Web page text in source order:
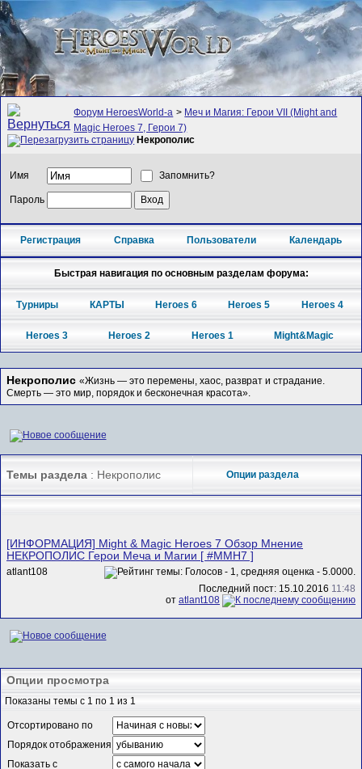
Форум HeroesWorld-а > Меч и Магия: Герои VII (Might and
Magic Heroes 7, Герои 7)
Некрополис
Имя Запомнить?
Пароль
Регистрация Справка Пользователи Календарь
Быстрая навигация по основным разделам форума:
Турниры КАРТЫ Heroes 6 Heroes 5 Heroes 4
Heroes 3 Heroes 2 Heroes 1 Might&Magic
Некрополис «Жизнь — это перемены, хаос, разврат и страдание.
Смерть — это мир, порядок и бесконечная красота».
Темы раздела : Некрополис Опции раздела
[ИНФОРМАЦИЯ] Might & Magic Heroes 7 Обзор Мнение
НЕКРОПОЛИС Герои Меча и Магии [ #MMH7 ]
atlant108
Последний пост: 15.10.2016 11:48
от atlant108
Опции просмотра
Показаны темы с 1 по 1 из 1
Отсортировано по
Порядок отображения
Показать с